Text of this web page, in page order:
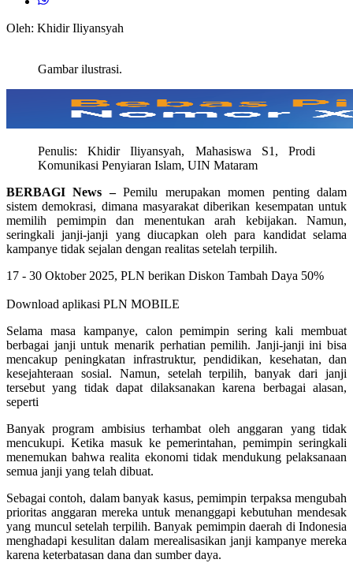
Oleh: Khidir Iliyansyah
Gambar ilustrasi.
Penulis: Khidir Iliyansyah, Mahasiswa S1, Prodi
Komunikasi Penyiaran Islam, UIN Mataram
BERBAGI News –Pemilu merupakan momen penting dalam
sistem demokrasi, dimana masyarakat diberikan kesempatan untuk
memilih pemimpin dan menentukan arah kebijakan. Namun,
seringkali janji-janji yang diucapkan oleh para kandidat selama
kampanye tidak sejalan dengan realitas setelah terpilih.
17 - 30 Oktober 2025, PLN berikan Diskon Tambah Daya 50%
Download aplikasi PLN MOBILE
Selama masa kampanye, calon pemimpin sering kali membuat
berbagai janji untuk menarik perhatian pemilih. Janji-janji ini bisa
mencakup peningkatan infrastruktur, pendidikan, kesehatan, dan
kesejahteraan sosial. Namun, setelah terpilih, banyak dari janji
tersebut yang tidak dapat dilaksanakan karena berbagai alasan,
seperti
Banyak program ambisius terhambat oleh anggaran yang tidak
mencukupi. Ketika masuk ke pemerintahan, pemimpin seringkali
menemukan bahwa realita ekonomi tidak mendukung pelaksanaan
semua janji yang telah dibuat.
Sebagai contoh, dalam banyak kasus, pemimpin terpaksa mengubah
prioritas anggaran mereka untuk menanggapi kebutuhan mendesak
yang muncul setelah terpilih. Banyak pemimpin daerah di Indonesia
menghadapi kesulitan dalam merealisasikan janji kampanye mereka
karena keterbatasan dana dan sumber daya.